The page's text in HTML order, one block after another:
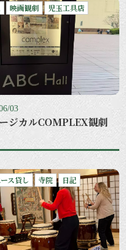
映画観劇 児玉工具店
03
ジカルCOMPLEX観劇
ス貸し 寺院 日記